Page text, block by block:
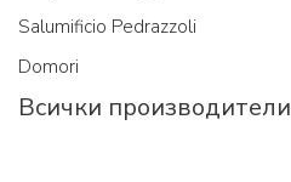
Salumificio Pedrazzoli
Domori
Всички производители